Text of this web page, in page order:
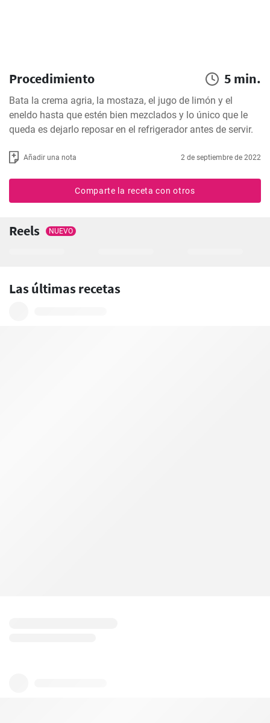
Procedimiento 5 min.
Bata la crema agria, la mostaza, el jugo de limón y el
eneldo hasta que estén bien mezclados y lo único que le
queda es dejarlo reposar en el refrigerador antes de servir.
Añadir una nota 2 de septiembre de 2022
Comparte la receta con otros
Reels NUEVO
Las últimas recetas